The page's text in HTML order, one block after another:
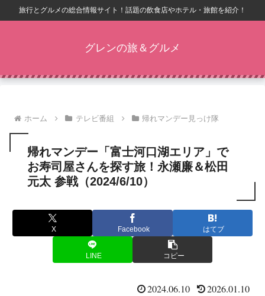
旅行とグルメの総合情報サイト！話題の飲食店やホテル・旅館を紹介！
グレンの旅＆グルメ
ホーム テレビ番組 帰れマンデー見っけ隊
帰れマンデー「富士河口湖エリア」で
お寿司屋さんを探す旅！永瀬廉＆松田
元太 参戦（2024/6/10）
X Facebook はてブ
LINE コピー
2024.06.10 2026.01.10